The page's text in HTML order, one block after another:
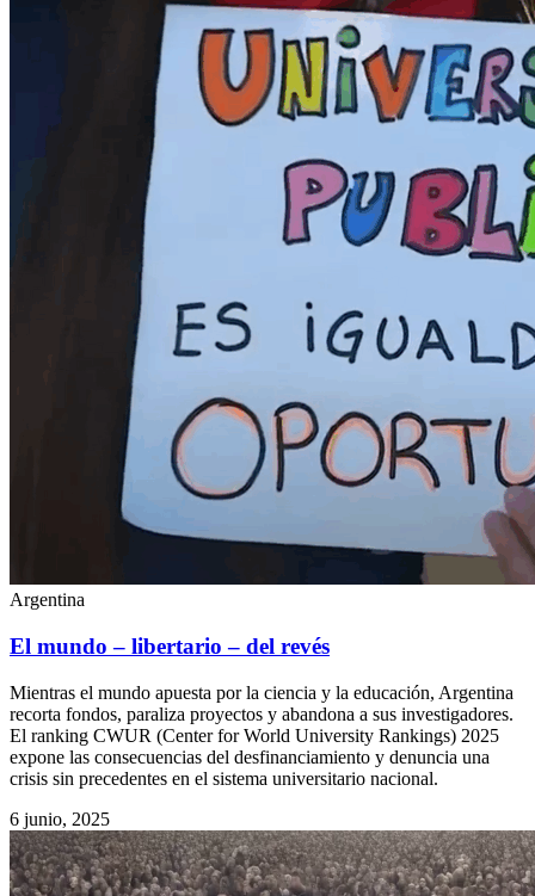
Argentina
El mundo – libertario – del revés
Mientras el mundo apuesta por la ciencia y la educación, Argentina
recorta fondos, paraliza proyectos y abandona a sus investigadores.
El ranking CWUR (Center for World University Rankings) 2025
expone las consecuencias del desfinanciamiento y denuncia una
crisis sin precedentes en el sistema universitario nacional.
6 junio, 2025